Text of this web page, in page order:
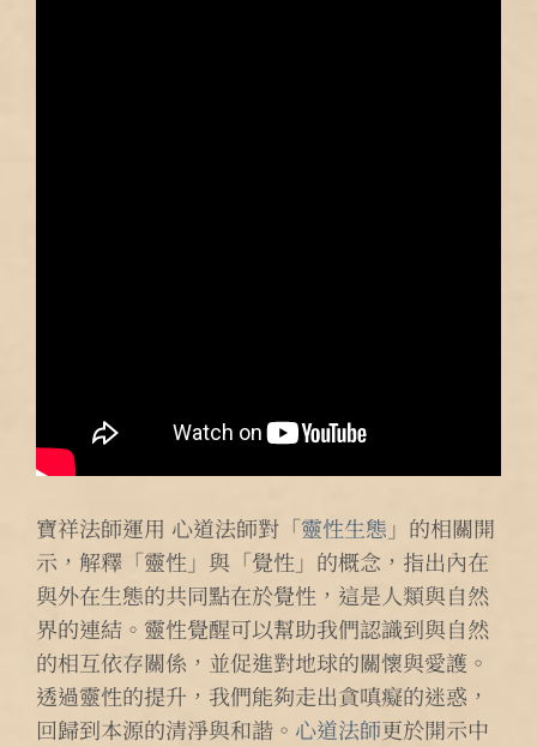
寶祥法師運用 心道法師對「靈性生態 」的相關開
示，解釋「靈性」與「覺性」的概念，指出內在
與外在生態的共同點在於覺性，這是人類與自然
界的連結。靈性覺醒可以幫助我們認識到與自然
的相互依存關係，並促進對地球的關懷與愛護。
透過靈性的提升，我們能夠走出貪嗔癡的迷惑，
回歸到本源的清淨與和諧。 心道法師更於開示中